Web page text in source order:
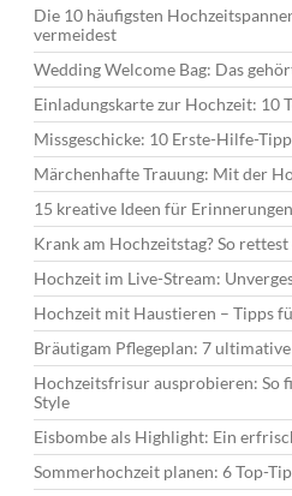
Die 10 häufigsten
vermeidest
Wedding Welcome Bag: Das
Einladungskarte zur Hochzeit: 10
Missgeschicke: 10 Erste-Hilfe-
Märchenhafte Trauung: Mit der
15 kreative Ideen für
Krank am Hochzeitstag? So
Hochzeit im Live-Stream:
Hochzeit mit Haustieren – Tipps
Bräutigam Pflegeplan: 7
Hochzeitsfrisur ausprobieren: So
Style
Eisbombe als Highlight: Ein
Sommerhochzeit planen: 6 Top-